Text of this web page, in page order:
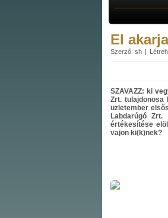
El
Szerző: sh
SZAVAZZ: ki
Zrt. tulajdonosa
üzletember
Labdarúgó
értékesítése
vajon ki(k)nek?